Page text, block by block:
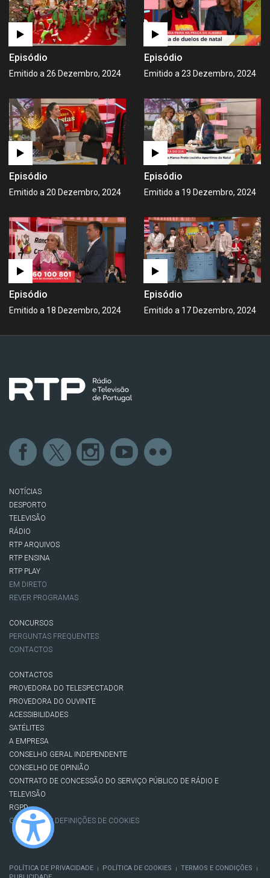
Episódio
Emitido a 26 Dezembro, 2024
Episódio
Emitido a 23 Dezembro, 2024
Episódio
Emitido a 20 Dezembro, 2024
Episódio
Emitido a 19 Dezembro, 2024
Episódio
Emitido a 18 Dezembro, 2024
Episódio
Emitido a 17 Dezembro, 2024
NOTÍCIAS
DESPORTO
TELEVISÃO
RÁDIO
RTP ARQUIVOS
RTP ENSINA
RTP PLAY
EM DIRETO
REVER PROGRAMAS
CONCURSOS
PERGUNTAS FREQUENTES
CONTACTOS
CONTACTOS
PROVEDORA DO TELESPECTADOR
PROVEDORA DO OUVINTE
ACESSIBILIDADES
SATÉLITES
A EMPRESA
CONSELHO GERAL INDEPENDENTE
CONSELHO DE OPINIÃO
CONTRATO DE CONCESSÃO DO SERVIÇO PÚBLICO DE RÁDIO E
TELEVISÃO
RGPD
GESTÃO DAS DEFINIÇÕES DE COOKIES
POLÍTICA DE PRIVACIDADE | POLÍTICA DE COOKIES | TERMOS E CONDIÇÕES |